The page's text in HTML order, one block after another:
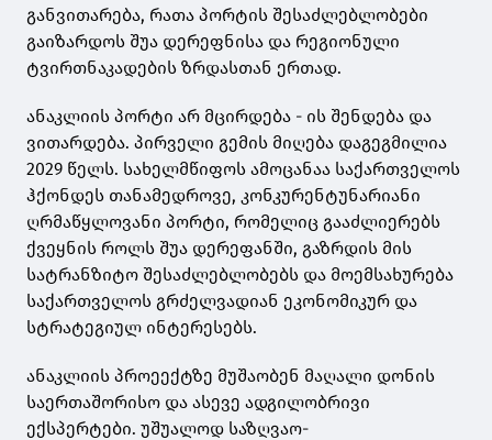
განვითარება, რათა პორტის შესაძლებლობები
გაიზარდოს შუა დერეფნისა და რეგიონული
ტვირთნაკადების ზრდასთან ერთად.
ანაკლიის პორტი არ მცირდება - ის შენდება და
ვითარდება. პირველი გემის მიღება დაგეგმილია
2029 წელს. სახელმწიფოს ამოცანაა საქართველოს
ჰქონდეს თანამედროვე, კონკურენტუნარიანი
ღრმაწყლოვანი პორტი, რომელიც გააძლიერებს
ქვეყნის როლს შუა დერეფანში, გაზრდის მის
სატრანზიტო შესაძლებლობებს და მოემსახურება
საქართველოს გრძელვადიან ეკონომიკურ და
სტრატეგიულ ინტერესებს.
ანაკლიის პროეექტზე მუშაობენ მაღალი დონის
საერთაშორისო და ასევე ადგილობრივი
ექსპერტები. უშუალოდ საზღვაო-